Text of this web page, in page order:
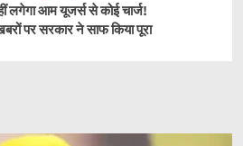
लगेगा आम यूजर्स से कोई चार्ज!
पर सरकार ने साफ किया पूरा